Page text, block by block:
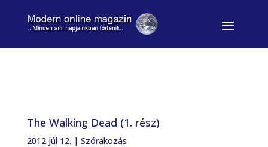
The Walking Dead (1. rész)
2012 júl 12. | Szórakozás